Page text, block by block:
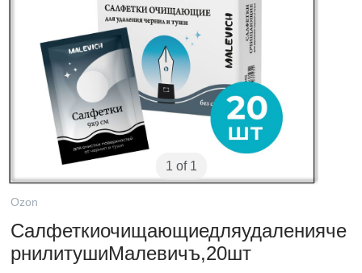
1 of 1
Ozon
Салфеткиочищающиедляудаленияче
рнилитушиМалевичъ,20шт